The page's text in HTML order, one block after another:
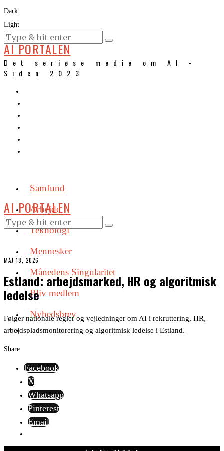
Dark
Light
KURSER
AI PORTALEN
Det seriøse medie om AI -
Siden 2023
Samfund
Arbejde
Teknologi
Mennesker
Månedens Singularitet
Bliv medlem
Nyhedsbrev
AI PORTALEN
MAJ 18, 2026
Estland: arbejdsmarked, HR og algoritmisk
ledelse
Følger nationale regler og vejledninger om AI i rekruttering, HR,
arbejdspladsmonitorering og algoritmisk ledelse i Estland.
Share
Facebook
X
Whatsapp
Pinterest
Email